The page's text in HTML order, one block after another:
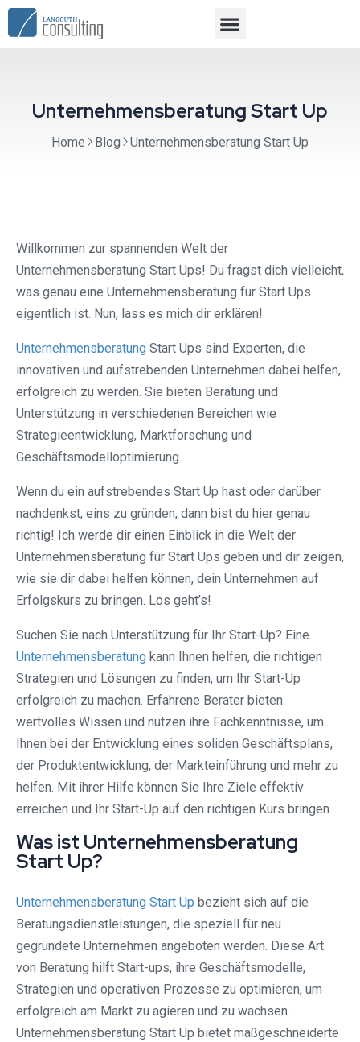
Unternehmensberatung Start Up
Home Blog Unternehmensberatung Start Up
Willkommen zur spannenden Welt der
Unternehmensberatung Start Ups! Du fragst dich vielleicht,
was genau eine Unternehmensberatung für Start Ups
eigentlich ist. Nun, lass es mich dir erklären!
Unternehmensberatung Start Ups sind Experten, die
innovativen und aufstrebenden Unternehmen dabei helfen,
erfolgreich zu werden. Sie bieten Beratung und
Unterstützung in verschiedenen Bereichen wie
Strategieentwicklung, Marktforschung und
Geschäftsmodelloptimierung.
Wenn du ein aufstrebendes Start Up hast oder darüber
nachdenkst, eins zu gründen, dann bist du hier genau
richtig! Ich werde dir einen Einblick in die Welt der
Unternehmensberatung für Start Ups geben und dir zeigen,
wie sie dir dabei helfen können, dein Unternehmen auf
Erfolgskurs zu bringen. Los geht’s!
Suchen Sie nach Unterstützung für Ihr Start-Up? Eine
Unternehmensberatung kann Ihnen helfen, die richtigen
Strategien und Lösungen zu finden, um Ihr Start-Up
erfolgreich zu machen. Erfahrene Berater bieten
wertvolles Wissen und nutzen ihre Fachkenntnisse, um
Ihnen bei der Entwicklung eines soliden Geschäftsplans,
der Produktentwicklung, der Markteinführung und mehr zu
helfen. Mit ihrer Hilfe können Sie Ihre Ziele effektiv
erreichen und Ihr Start-Up auf den richtigen Kurs bringen.
Was ist Unternehmensberatung
Start Up?
Unternehmensberatung Start Up bezieht sich auf die
Beratungsdienstleistungen, die speziell für neu
gegründete Unternehmen angeboten werden. Diese Art
von Beratung hilft Start-ups, ihre Geschäftsmodelle,
Strategien und operativen Prozesse zu optimieren, um
erfolgreich am Markt zu agieren und zu wachsen.
Unternehmensberatung Start Up bietet maßgeschneiderte